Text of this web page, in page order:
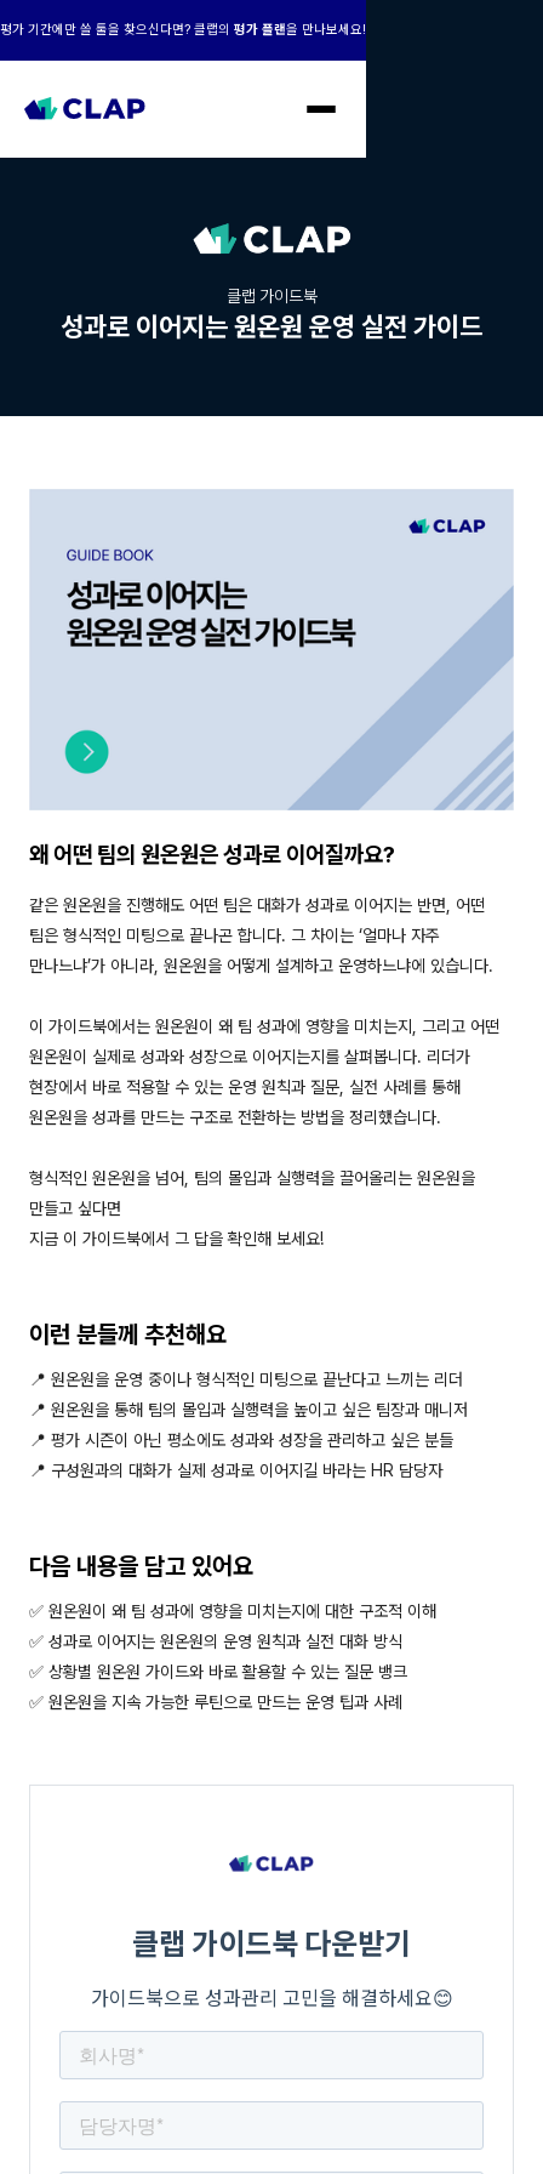
평가 기간에만 쓸 툴을 찾으신다면? 클랩의 평가 플랜을 만나보세요!
클랩 가이드북
성과로 이어지는 원온원 운영 실전 가이드
왜 어떤 팀의 원온원은 성과로 이어질까요?
같은 원온원을 진행해도 어떤 팀은 대화가 성과로 이어지는 반면, 어떤
팀은 형식적인 미팅으로 끝나곤 합니다. 그 차이는 ‘얼마나 자주
만나느냐’가 아니라, 원온원을 어떻게 설계하고 운영하느냐에 있습니다.
이 가이드북에서는 원온원이 왜 팀 성과에 영향을 미치는지, 그리고 어떤
원온원이 실제로 성과와 성장으로 이어지는지를 살펴봅니다. 리더가
현장에서 바로 적용할 수 있는 운영 원칙과 질문, 실전 사례를 통해
원온원을 성과를 만드는 구조로 전환하는 방법을 정리했습니다.
형식적인 원온원을 넘어, 팀의 몰입과 실행력을 끌어올리는 원온원을
만들고 싶다면
지금 이 가이드북에서 그 답을 확인해 보세요!
이런 분들께 추천해요
📍 원온원을 운영 중이나 형식적인 미팅으로 끝난다고 느끼는 리더
📍 원온원을 통해 팀의 몰입과 실행력을 높이고 싶은 팀장과 매니저
📍 평가 시즌이 아닌 평소에도 성과와 성장을 관리하고 싶은 분들
📍 구성원과의 대화가 실제 성과로 이어지길 바라는 HR 담당자
다음 내용을 담고 있어요
✅ 원온원이 왜 팀 성과에 영향을 미치는지에 대한 구조적 이해
✅ 성과로 이어지는 원온원의 운영 원칙과 실전 대화 방식
✅ 상황별 원온원 가이드와 바로 활용할 수 있는 질문 뱅크
✅ 원온원을 지속 가능한 루틴으로 만드는 운영 팁과 사례